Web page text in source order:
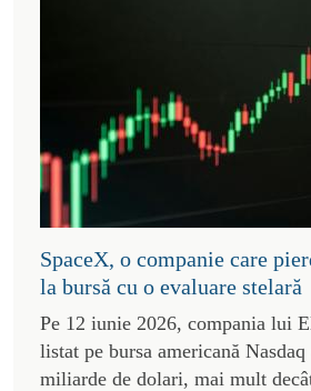
SpaceX, o companie care
la bursă cu o evaluare stelară
Pe 12 iunie 2026, compania lui
listat pe bursa americană
miliarde de dolari, mai mult